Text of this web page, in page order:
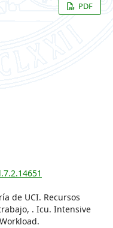
PDF
de UCI. Recursos
. Icu. Intensive